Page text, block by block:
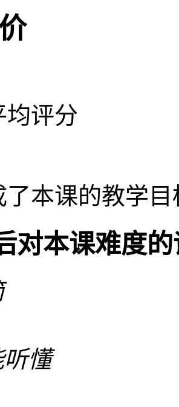
均评分
了本课的教学目
对本课难度
听懂